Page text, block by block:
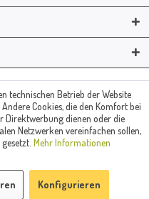
e.K. | Westring 2 | 45659
muehle.de
technischen Betrieb der Website
Cookies, die den Komfort bei
Direktwerbung dienen oder die
Netzwerken vereinfachen sollen,
Mehr Informationen
Konfigurieren